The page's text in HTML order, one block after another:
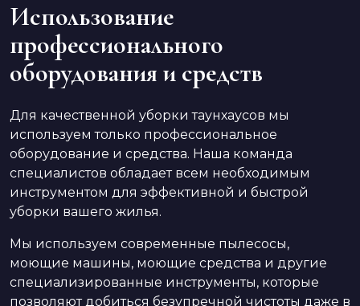
Использование
профессионального
оборудования и средств
Для качественной уборки таунхаусов мы
используем только профессиональное
оборудование и средства. Наша команда
специалистов обладает всем необходимым
инструментом для эффективной и быстрой
уборки вашего жилья.
Мы используем современные пылесосы,
моющие машины, моющие средства и другие
специализированные инструменты, которые
позволяют добиться безупречной чистоты даже в